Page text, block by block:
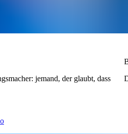
jemand, der glaubt, dass